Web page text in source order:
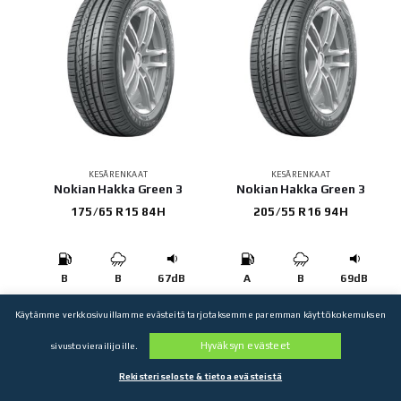
KESÄRENKAAT
Nokian Hakka Green 3
175/65 R15 84H
B B 67dB
107,83€
4 kpl: 431,32€
KESÄRENKAAT
Nokian Hakka Green 3
205/55 R16 94H
A B 69dB
107,87€
4 kpl: 431,48€
Käytämme verkkosivuillamme evästeitä tarjotaksemme paremman käyttökokemuksen
sivustovierailijoille. Hyväksyn evästeet
Rekisteriseloste & tietoa evästeistä